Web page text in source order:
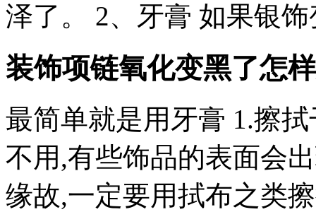
泽了。 2、牙膏 如果银
装饰项链氧化变黑了怎
最简单就是用牙膏 1.擦
不用,有些饰品的表面会
缘故,一定要用拭布之类